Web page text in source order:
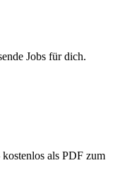
Jobs für dich.
als PDF zum